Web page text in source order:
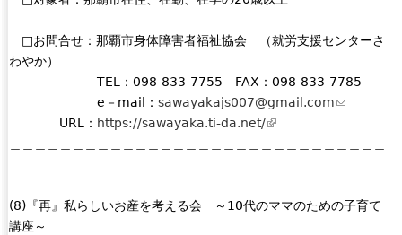
□お問合せ：那覇市身体障害者福祉協会 （就労支援センターさ
わやか）
TEL：098-833-7755 FAX：098-833-7785
e－mail： sawayakajs007@gmail.com(
s
URL： https://sawayaka.ti-da.net/(
k
(8)『再』私らしいお産を考える会 ～10代のママのための子育て
講座～